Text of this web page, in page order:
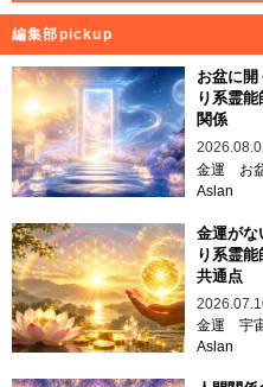
編集部pickup
お盆に
り系霊
関係
金運
お
Aslan
金運がな
り系霊
共通点
金運 宇
Aslan